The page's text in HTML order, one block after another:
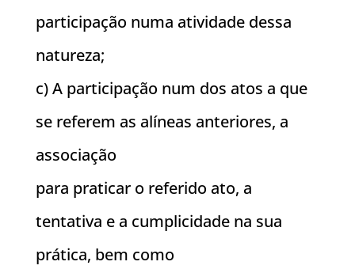
participação numa atividade dessa
natureza;
c) A participação num dos atos a que
se referem as alíneas anteriores, a
associação
para praticar o referido ato, a
tentativa e a cumplicidade na sua
prática, bem como